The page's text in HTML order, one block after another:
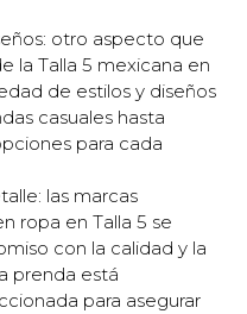
otro aspecto que
la Talla 5 mexicana en
de estilos y diseños
casuales hasta
para cada
las marcas
ropa en Talla 5 se
con la calidad y la
prenda está
para asegurar